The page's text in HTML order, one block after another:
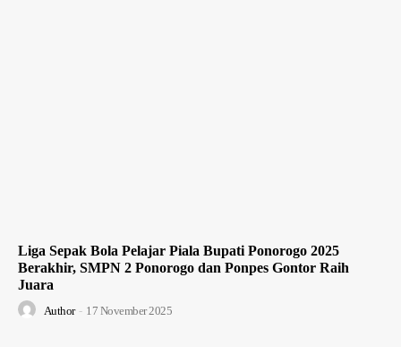
Liga Sepak Bola Pelajar Piala Bupati Ponorogo 2025
Berakhir, SMPN 2 Ponorogo dan Ponpes Gontor Raih
Juara
Author - 17 November 2025